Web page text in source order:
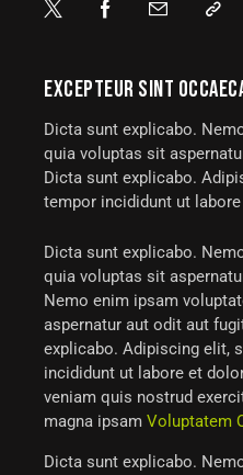
EXCEPTEUR SINT
Dicta sunt explicabo.
quia voluptas sit
Dicta sunt explicabo.
tempor incididunt ut
Dicta sunt explicabo.
quia voluptas sit
Nemo enim ipsam
aspernatur aut odit aut
explicabo. Adipiscing elit,
incididunt ut labore et
veniam quis nostrud
magna ipsam Voluptatem
Dicta sunt explicabo.